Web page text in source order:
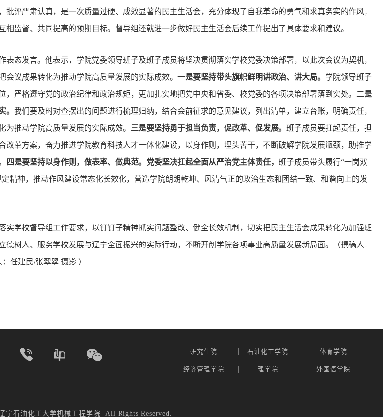
批评严肃认真，是一次质量过硬、成效显著的民主生活会，充分体现了自我革命的勇气和求真务实的作风，
相监督、共同提高的预期目标。督导组还就进一步做好民主生活会后续工作提出了具体要求和建议。
表态发言。他表示，学院党委领导班子及班子成员将坚决贯彻落实学校党委决策部署，以此次会议为契机，
会议成果转化为推动学院高质量发展的实际成效。 一是要坚持带头旗帜鲜明讲政治、讲大局。 学院领导班子
，严格遵守党的政治纪律和政治规矩，更加扎实地把党中央和省委、校党委的各项决策部署落到实处。 二是
。 我们要及时对查摆出的问题进行梳理归纳，结合会前征求的意见建议，列出清单，建立台账，明确责任，
为推动学院高质量发展的实际成效。 三是要坚持勇于担当负责，促改革、促发展。 班子成员要扛起责任，担
改革方案，奋力推进学院教育科技人才一体化建设，以身作则，埋头苦干，不断破解学院发展瓶颈，助推学
四是要坚持以身作则，做表率、做典范。 党委坚决扛起全面从严治党主体责任， 班子成员带头履行“一岗双
精神，推动作风建设常态化长效化，营造学院朗朗乾坤、风清气正的政治生态和团结一致、和谐向上的发
实学校督导组工作要求，以钉钉子精神抓实问题整改、健全长效机制，切实把民主生活会成果转化为加强班
德树人、服务学校发展与辽宁全面振兴的实际行动，不断开创学院各项事业高质量发展新局面。（撰稿人：
任建民/张翠翠 摄影 ）
研究生院 | 石油化工学院 | 体育学院
经济管理学院 | 理学院 | 外国语学院
宁石油化工大学机械工程学院 All Rights Reserved.